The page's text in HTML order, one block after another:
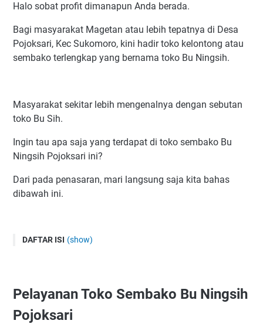
Halo sobat profit dimanapun Anda berada.
Bagi masyarakat Magetan atau lebih tepatnya di Desa
Pojoksari, Kec Sukomoro, kini hadir toko kelontong atau
sembako terlengkap yang bernama toko Bu Ningsih.
Masyarakat sekitar lebih mengenalnya dengan sebutan
toko Bu Sih.
Ingin tau apa saja yang terdapat di toko sembako Bu
Ningsih Pojoksari ini?
Dari pada penasaran, mari langsung saja kita bahas
dibawah ini.
DAFTAR ISI (show)
Alamat Toko Sembako Bu Ningsih Pojoksari
Pelayanan Toko Sembako Bu Ningsih
Pojoksari